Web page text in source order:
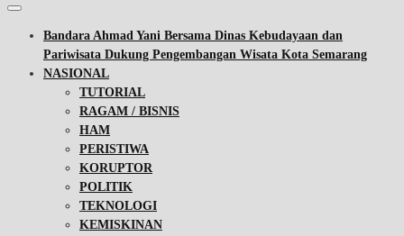
Bandara Ahmad Yani Bersama Dinas Kebudayaan dan
Pariwisata Dukung Pengembangan Wisata Kota Semarang
NASIONAL
TUTORIAL
RAGAM / BISNIS
HAM
PERISTIWA
KORUPTOR
POLITIK
TEKNOLOGI
KEMISKINAN